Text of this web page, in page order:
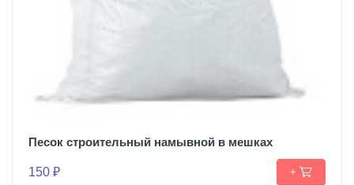
Песок строительный намывной в мешках
150 ₽ +